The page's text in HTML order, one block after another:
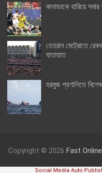
কানাডাকে হারিয়ে
তেহরান মেট্রোতে
যাতায়াত
হরমুজ প্রণালিতে
Copyright © 2026 Fast
Social Media Auto